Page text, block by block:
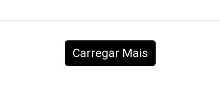
Carregar Mais